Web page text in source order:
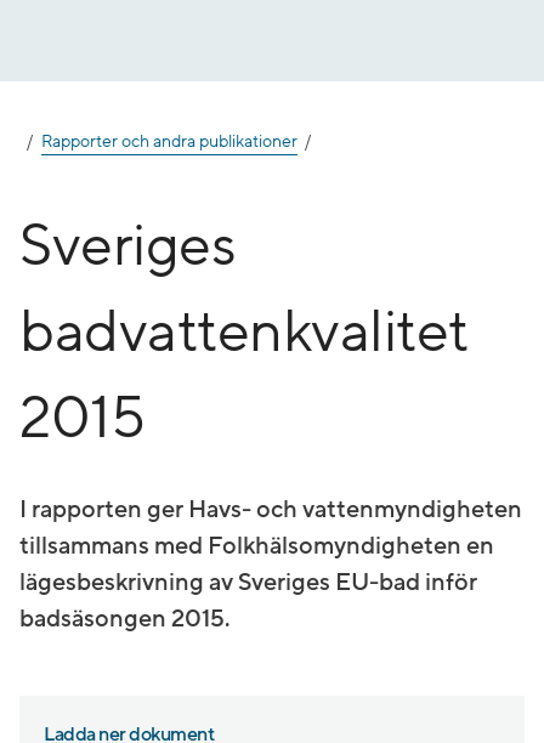
Rapporter och andra publikationer
Sveriges
badvattenkvalitet
2015
I rapporten ger Havs- och vattenmyndigheten
tillsammans med Folkhälsomyndigheten en
lägesbeskrivning av Sveriges EU-bad inför
badsäsongen 2015.
Ladda ner dokument